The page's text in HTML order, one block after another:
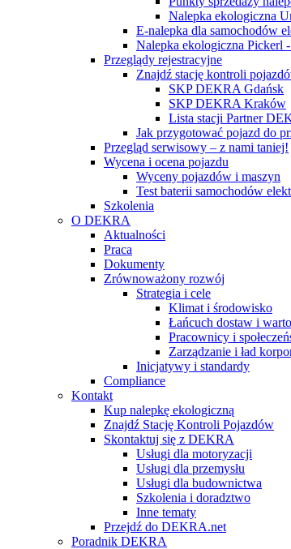
Nalepka ekologiczna
E-nalepka dla samochodów
Nalepka ekologiczna Pickerl
Przeglądy rejestracyjne
Znajdź stację kontroli
SKP DEKRA Gdańsk
SKP DEKRA Kraków
Lista stacji Partner
Jak przygotować pojazd do
Przegląd serwisowy – z nami taniej!
Wycena i ocena pojazdu
Wyceny pojazdów i maszyn
Test baterii samochodów
Szkolenia
O DEKRA
Aktualności
Praca
Dokumenty
Zrównoważony rozwój
Strategia i cele
Klimat i środowisko
Łańcuch dostaw i
Pracownicy i
Zarządzanie i ład
Inicjatywy i standardy
Compliance
Kontakt
Kup nalepkę ekologiczną
Znajdź Stację Kontroli Pojazdów
Skontaktuj się z DEKRA
Usługi dla motoryzacji
Usługi dla przemysłu
Usługi dla budownictwa
Szkolenia i doradztwo
Inne tematy
Przejdź do DEKRA.net
Poradnik DEKRA